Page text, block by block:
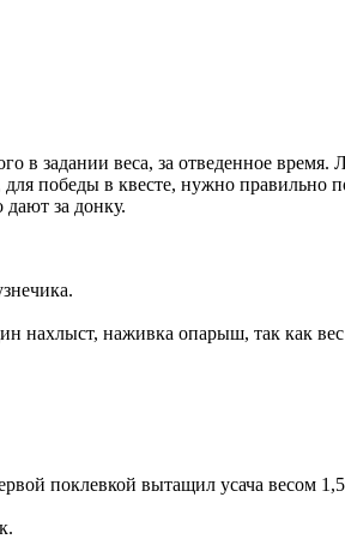
в задании веса, за отведенное
победы в квесте, нужно правильно
за донку.
нахлыст, наживка опарыш, так как
поклевкой вытащил усача весом